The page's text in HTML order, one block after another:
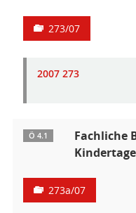
273/07
2007 273
Ö 4.1
Fachliche
273a/07